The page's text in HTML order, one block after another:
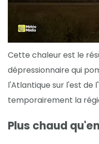
Cette chaleur est le
dépressionnaire qui
l'Atlantique sur l'est de
temporairement la
Plus chaud